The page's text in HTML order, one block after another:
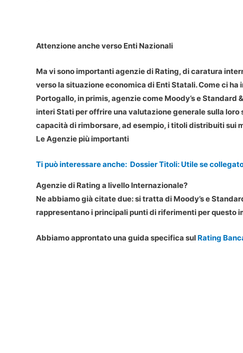
Attenzione anche verso Enti Nazionali
Ma vi sono importanti agenzie di Rating, di caratura
verso la situazione economica di Enti Statali. Come ci
Portogallo, in primis, agenzie come Moody’s e Standard
interi Stati per offrire una valutazione generale sulla
capacità di rimborsare, ad esempio, i titoli distribuiti sui
Le Agenzie più importanti
Ti può interessare anche: Dossier Titoli: Utile se
Agenzie di Rating a livello Internazionale?
Ne abbiamo già citate due: si tratta di Moody’s e
rappresentano i principali punti di riferimenti per questo
Abbiamo approntato una guida specifica sul Rating